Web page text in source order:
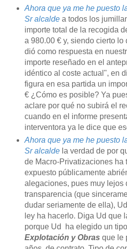
Ahora que ya me he puesto
Sr alcaldea todos los
importe total de la recogida
a 980.00 € y, siendo cierto lo
dió como respuesta en
importe reseñado en el
idéntico al coste actual", en
figura en esa partida un
€ ¿Cómo es posible? Ya
aclare por qué no subirá el
cuando en el informe
interventora ya le dice que
Ahora que ya me he puesto
Sr alcaldela verdad de por
de Macro-Privatizaciones ha
expuesto públicamente
alegaciones, pues muy lejos
transparencia (que
dudar seriamente de ella),
ley ha hacerlo. Diga Ud que
porque Ud ha elegido un
Explotación y Obras que le